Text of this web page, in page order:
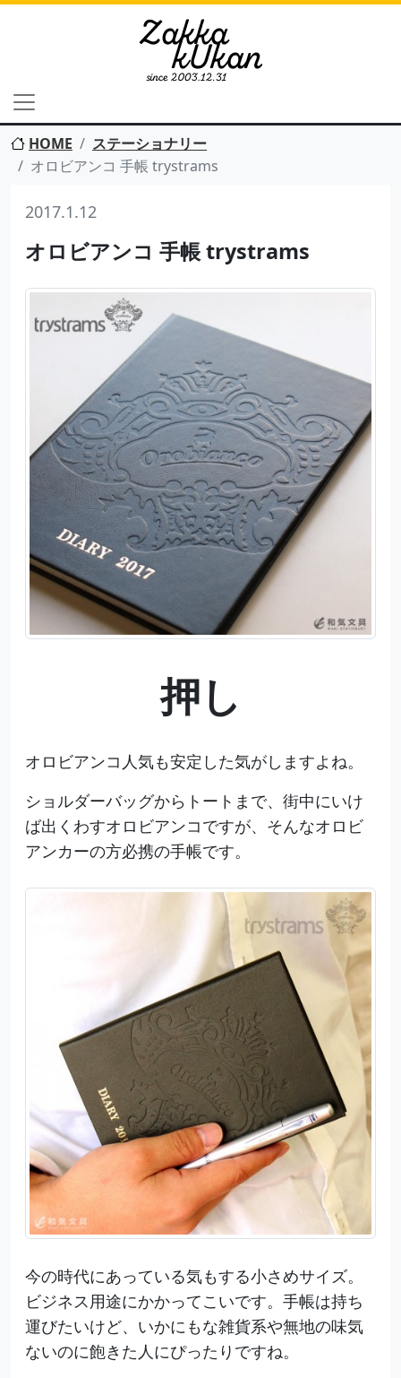
HOME
ステーショナリー
オロビアンコ 手帳 trystrams
2017.1.12
オロビアンコ 手帳 trystrams
押し
オロビアンコ人気も安定した気がしますよね。
ショルダーバッグからトートまで、街中にいけ
ば出くわすオロビアンコですが、そんなオロビ
アンカーの方必携の手帳です。
今の時代にあっている気もする小さめサイズ。
ビジネス用途にかかってこいです。手帳は持ち
運びたいけど、いかにもな雑貨系や無地の味気
ないのに飽きた人にぴったりですね。